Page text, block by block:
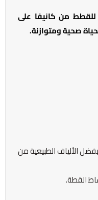
من كانيفا على
صحية ومتوازنة.
الألياف الطبيعية من
القطة.